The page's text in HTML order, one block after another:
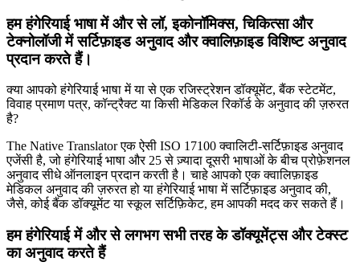
हम हंगेरियाई भाषा में और से लॉ, इकोनॉमिक्स, चिकित्सा और
टेक्नोलॉजी में सर्टिफ़ाइड अनुवाद और क्वालिफ़ाइड विशिष्ट अनुवाद
प्रदान करते हैं।
क्या आपको हंगेरियाई भाषा में या से एक रजिस्ट्रेशन डॉक्यूमेंट, बैंक स्टेटमेंट,
विवाह प्रमाण पत्र, कॉन्ट्रैक्ट या किसी मेडिकल रिकॉर्ड के अनुवाद की ज़रुरत
है?
The Native Translator एक ऐसी ISO 17100 क्वालिटी-सर्टिफ़ाइड अनुवाद
एजेंसी है, जो हंगेरियाई भाषा और 25 से ज़्यादा दूसरी भाषाओं के बीच प्रोफ़ेशनल
अनुवाद सीधे ऑनलाइन प्रदान करती है। चाहे आपको एक क्वालिफ़ाइड
मेडिकल अनुवाद की ज़रुरत हो या हंगेरियाई भाषा में सर्टिफ़ाइड अनुवाद की,
जैसे, कोई बैंक डॉक्यूमेंट या स्कूल सर्टिफ़िकेट, हम आपकी मदद कर सकते हैं।
हम हंगेरियाई में और से लगभग सभी तरह के डॉक्यूमेंट्स और टेक्स्ट
का अनुवाद करते हैं